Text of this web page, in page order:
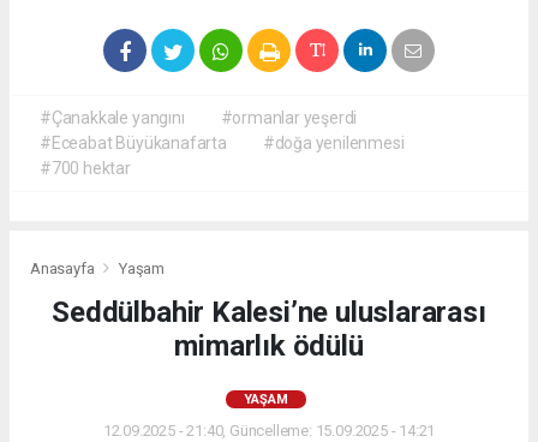
#Çanakkale yangını
#ormanlar yeşerdi
#Eceabat Büyükanafarta
#doğa yenilenmesi
#700 hektar
Anasayfa Yaşam
Seddülbahir Kalesi’ne uluslararası
mimarlık ödülü
YAŞAM
12.09.2025 - 21:40, Güncelleme: 15.09.2025 - 14:21